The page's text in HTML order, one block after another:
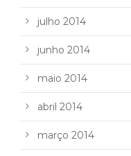
julho 2014
junho 2014
maio 2014
abril 2014
março 2014